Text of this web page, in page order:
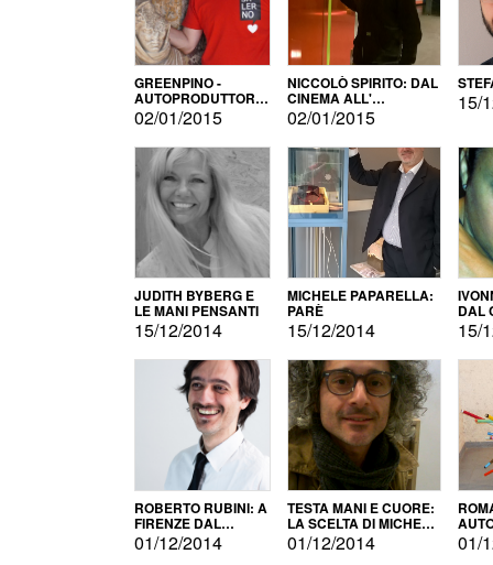
GREENPINO -
AUTOPRODUTTORE
PER AMORE
02/01/2015
NICCOLÒ SPIRITO: DAL
CINEMA ALL'
AUTOPRODUZIONE
02/01/2015
15/
JUDITH BYBERG E
LE MANI PENSANTI
15/12/2014
MICHELE PAPARELLA:
PARÈ
15/12/2014
DAL
15/
ROBERTO RUBINI: A
FIRENZE DAL
PRODOTTO ALLA
PROMOZIONE
01/12/2014
TESTA MANI E CUORE:
LA SCELTA DI MICHELE
BARBERIO
01/12/2014 01/